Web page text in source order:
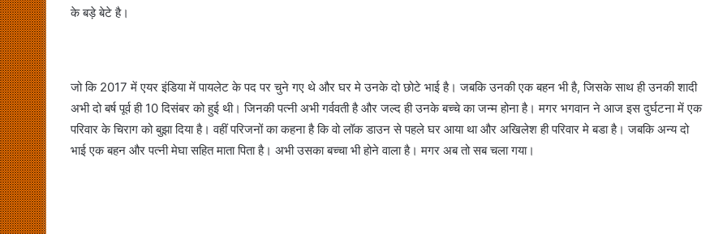
के बड़े बेटे है।
जो कि 2017 में एयर इंडिया में पायलेट के पद पर चुने गए थे और घर मे उनके दो छोटे भाई है। जबकि उनकी एक बहन भी है, जिसके साथ ही उनकी शादी
अभी दो बर्ष पूर्व ही 10 दिसंबर को हुई थी। जिनकी पत्नी अभी गर्ववती है और जल्द ही उनके बच्चे का जन्म होना है। मगर भगवान ने आज इस दुर्घटना में एक
परिवार के चिराग को बुझा दिया है। वहीं परिजनों का कहना है कि वो लॉक डाउन से पहले घर आया था और अखिलेश ही परिवार मे बडा है। जबकि अन्य दो
भाई एक बहन और पत्नी मेघा सहित माता पिता है। अभी उसका बच्चा भी होने वाला है। मगर अब तो सब चला गया।